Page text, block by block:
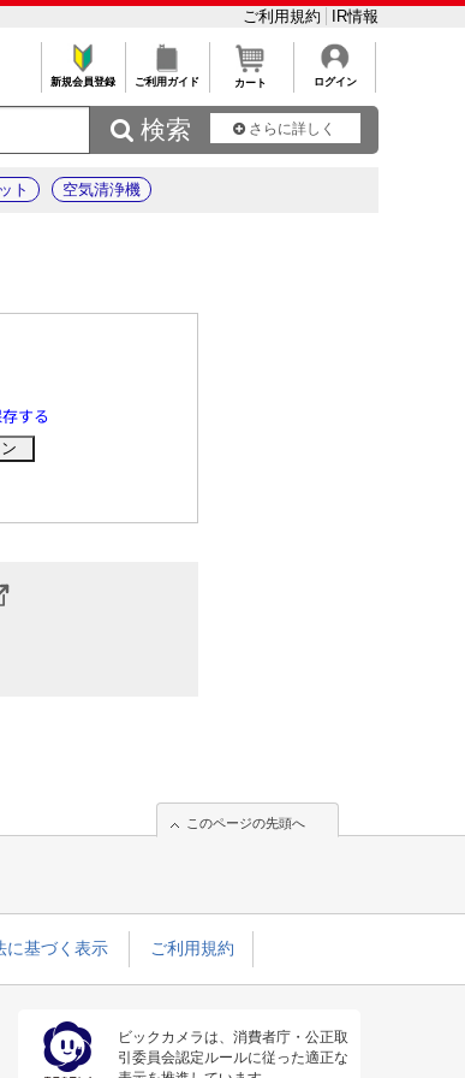
ご利用規約 IR情報
新規会員登録 ご利用ガイド カート ログイン
 検索 さらに詳しく
ト 空気清浄機
する
このページの先頭へ
に基づく表示 ご利用規約
ビックカメラは、消費者庁・公正取
引委員会認定ルールに従った適正な